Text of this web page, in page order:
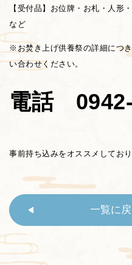
【受付品】お位牌・お札・人形
など
※お焚き上げ供養祭の詳細につ
い合わせください。
電話
事前持ち込みをオススメしており
一覧に